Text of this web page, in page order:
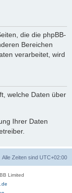
die die phpBB-
Bereichen
verarbeitet, wird
welche Daten über
Ihrer Daten
Alle Zeiten sind UTC+02:00
Limited